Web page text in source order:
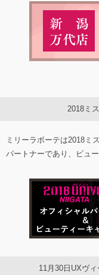
2018ミ
ミリーラボーテは2018ミ
パートナーであり、ビュ
11月30日UXヴ